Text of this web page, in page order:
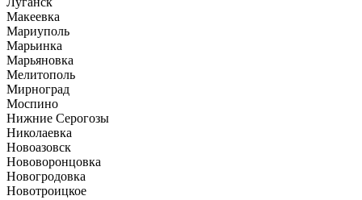
Макеевка
Мариуполь
Марьинка
Марьяновка
Мелитополь
Мирноград
Моспино
Нижние Серогозы
Николаевка
Новоазовск
Нововоронцовка
Новогродовка
Новотроицкое